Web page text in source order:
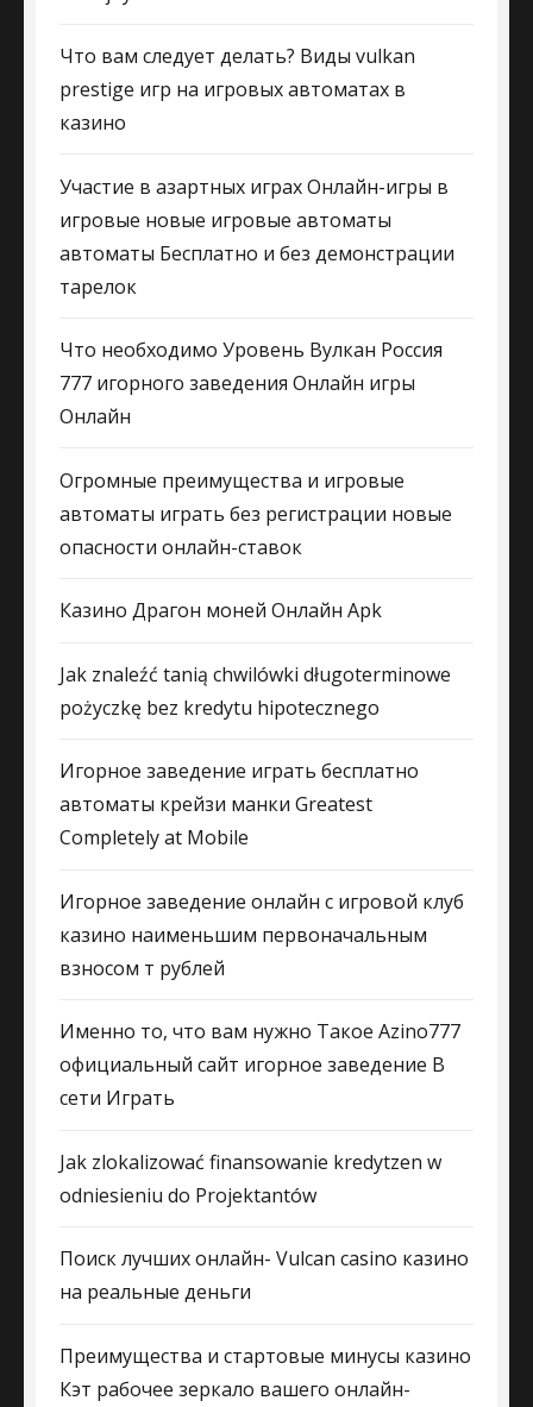
Что вам следует делать? Виды vulkan
prestige игр на игровых автоматах в
казино
Участие в азартных играх Онлайн-игры в
игровые новые игровые автоматы
автоматы Бесплатно и без демонстрации
тарелок
Что необходимо Уровень Вулкан Россия
777 игорного заведения Онлайн игры
Онлайн
Огромные преимущества и игровые
автоматы играть без регистрации новые
опасности онлайн-ставок
Казино Драгон моней Онлайн Apk
Jak znaleźć tanią chwilówki długoterminowe
pożyczkę bez kredytu hipotecznego
Игорное заведение играть бесплатно
автоматы крейзи манки Greatest
Completely at Mobile
Игорное заведение онлайн с игровой клуб
казино наименьшим первоначальным
взносом т рублей
Именно то, что вам нужно Такое Azino777
официальный сайт игорное заведение В
сети Играть
Jak zlokalizować finansowanie kredytzen w
odniesieniu do Projektantów
Поиск лучших онлайн- Vulcan casino казино
на реальные деньги
Преимущества и стартовые минусы казино
Кэт рабочее зеркало вашего онлайн-